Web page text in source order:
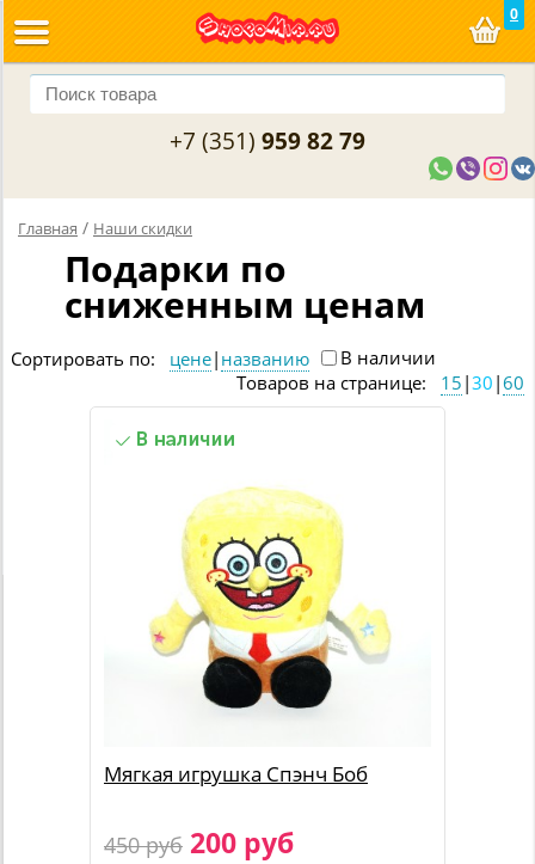
0
+7 (351) 959 82 79
Главная / Наши скидки
Подарки по
сниженным ценам
Сортировать по: цене| названию
В наличии
Товаров на странице: 15 |30 |60
Мягкая игрушка Спэнч Боб
450 руб 200 руб